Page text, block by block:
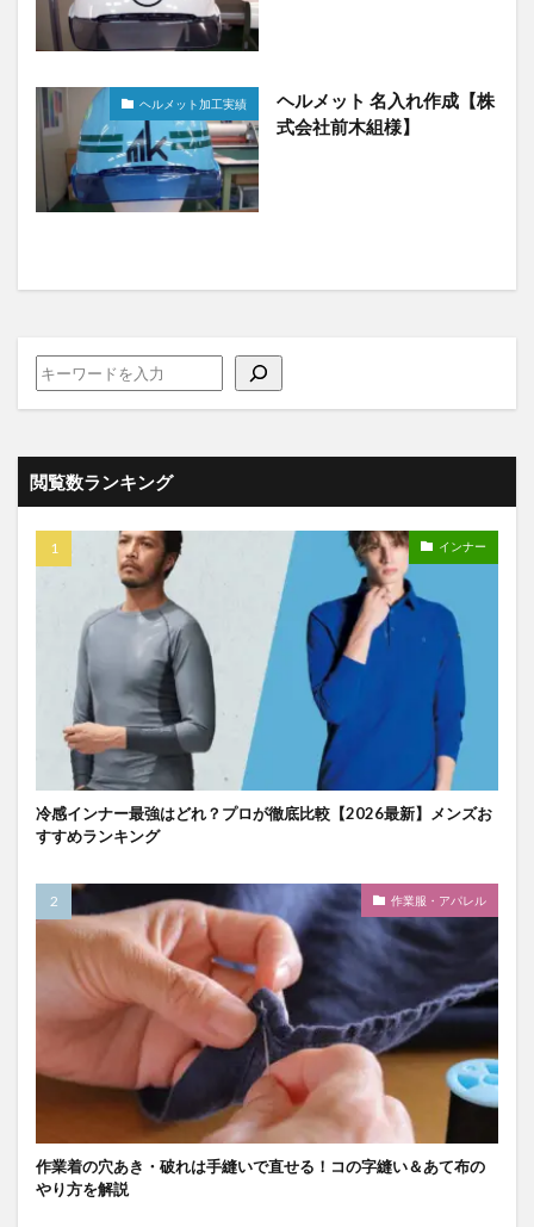
ヘルメット加工実績
ヘルメット 名入れ作成【株
式会社前木組様】
閲覧数ランキング
インナー
冷感インナー最強はどれ？プロが徹底比較【2026最新】メンズお
すすめランキング
作業服・アパレル
作業着の穴あき・破れは手縫いで直せる！コの字縫い＆あて布の
やり方を解説